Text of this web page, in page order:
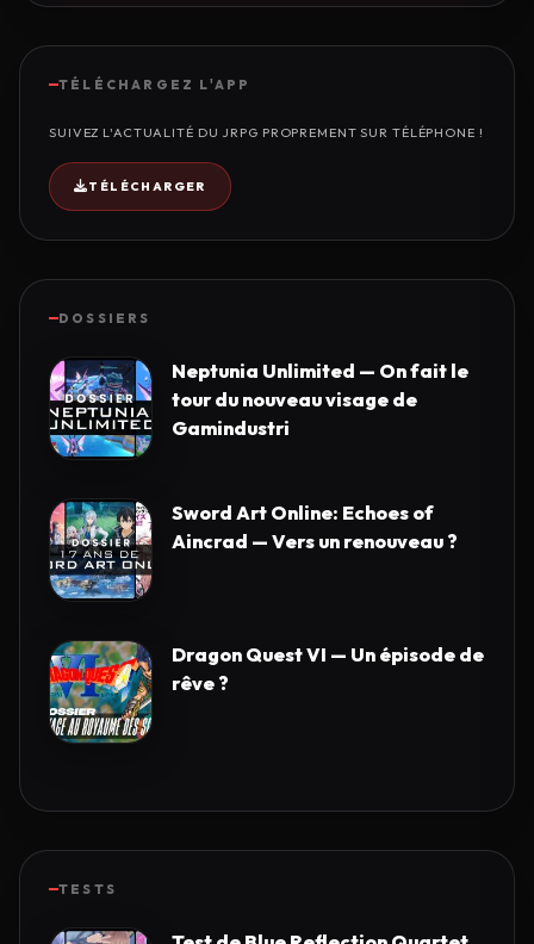
TÉLÉCHARGEZ L'APP
SUIVEZ L'ACTUALITÉ DU JRPG PROPREMENT SUR TÉLÉPHONE !
TÉLÉCHARGER
DOSSIERS
Neptunia Unlimited — On fait le
tour du nouveau visage de
Gamindustri
Sword Art Online: Echoes of
Aincrad — Vers un renouveau ?
Dragon Quest VI — Un épisode de
rêve ?
TESTS